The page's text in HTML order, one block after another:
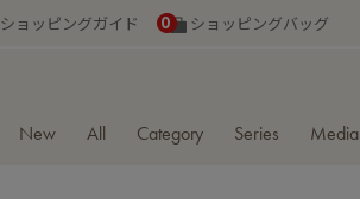
ショッピングガイド ショッピングバッグ
0
New All Category Series Media